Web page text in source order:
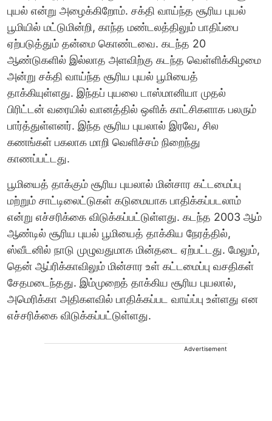
புயல் என்று அழைக்கிறோம். சக்தி வாய்ந்த சூரிய புயல்
பூமியில் மட்டுமின்றி, காந்த மண்டலத்திலும் பாதிப்பை
ஏற்படுத்தும் தன்மை கொண்டவை. கடந்த 20
ஆண்டுகளில் இல்லாத அளவிற்கு கடந்த வெள்ளிக்கிழமை
அன்று சக்தி வாய்ந்த சூரிய புயல் பூமியைத்
தாக்கியுள்ளது. இந்தப் புயலை டாஸ்மானியா முதல்
பிரிட்டன் வரையில் வானத்தில் ஒளிக் காட்சிகளாக பலரும்
பார்த்துள்ளனர். இந்த சூரிய புயலால் இரவே, சில
கணங்கள் பகலாக மாறி வெளிச்சம் நிறைந்து
காணப்பட்டது.
பூமியைத் தாக்கும் சூரிய புயலால் மின்சார கட்டமைப்பு
மற்றும் சாட்டிலைட்டுகள் கடுமையாக பாதிக்கப்படலாம்
என்று எச்சரிக்கை விடுக்கப்பட்டுள்ளது. கடந்த 2003 ஆம்
ஆண்டில் சூரிய புயல் பூமியைத் தாக்கிய நேரத்தில்,
ஸ்வீடனில் நாடு முழுவதுமாக மின்தடை ஏற்பட்டது. மேலும்,
தென் ஆப்ரிக்காவிலும் மின்சார உள் கட்டமைப்பு வசதிகள்
சேதமடைந்தது. இம்முறைத் தாக்கிய சூரிய புயலால்,
அமெரிக்கா அதிகளவில் பாதிக்கப்பட வாய்ப்பு உள்ளது என
எச்சரிக்கை விடுக்கப்பட்டுள்ளது.
Advertisement